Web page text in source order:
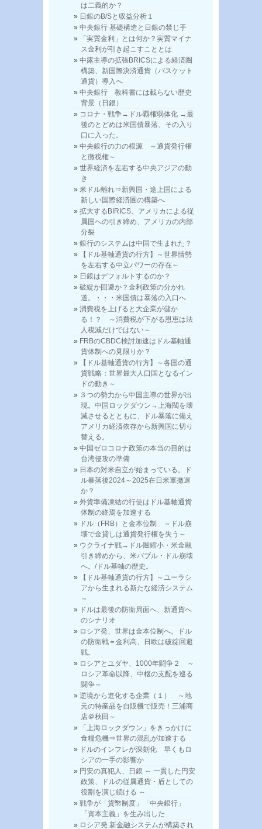
は二義的か？
日銀のB/Sと収益分析１
中央銀行 基礎構造と日銀の禁じ手
「実質金利」とは何か？実質マイナ
ス金利が引き起こすこととは
中露主導の拡張BRICSによる経済圏
構築、新国際決済通貨（バスケット
通貨）導入へ
中央銀行 教科書には載らない歴史
背景（日銀）
コロナ・戦争→ドル覇権弱体化 →最
後のとどめは米国債暴落、その入り
口に入った。
中央銀行の力の根源 ～通貨発行権
と徴税権～
世界経済を左右する中央アジアの動
き
米ドル離れ⇒新興国・途上国による
新しい国際経済圏の構築へ
拡大するBIRICS、アメリカによる従
属国への引き締め、アメリカの内部
分裂
銀行のシステムは中国で生まれた？
【ドル基軸通貨の行方】～世界情勢
を左右する中立パワーの存在～
日銀はデフォルトするのか？
破綻か回避か？金利政策の分かれ
道。・・・米国債は暴落の入口へ
消費税を上げると大企業が儲か
る！？ ～消費税が下がる恩恵は法
人税減だけではない～
FRBのCBDC検討加速はドル基軸通
貨体制への見限りか？
【ドル基軸通貨の行方】～各国の通
貨戦略：世界最大人口国となるイン
ドの動き～
３つの勢力から中国主導の世界が出
現。中国ロックダウン→上海閥を壊
滅させるとともに、ドル暴落に備え
アメリカ経済依存から新興国に切り
替える。
中国ゼロコロナ政策の本当の目的は
台湾侵攻の準備
日本の対米自立が始まっている。ド
ル暴落後2024～2025在日米軍撤退
か？
外貨準備凍結の行使はドル基軸通貨
体制の終焉を加速する
ドル（FRB）と金本位制 ～ドル崩
壊で金貸しは通貨発行権を失う～
ウクライナ戦→ドル圏縮小・米金融
引き締めから、米バブル・ドル崩壊
へ。/ドル基軸の歴史。
【ドル基軸通貨の行方】～ユーラシ
アから生まれる新たな経済システム
～
ドルは最後の防衛局面へ、新通貨へ
のシナリオ
ロシア発、世界は金本位制へ。ドル
の防衛戦＝金利高、日欧は破綻回避
戦。
ロシアとユダヤ、1000年闘争２ ～
ロシア革命以降、中枢の支配を巡る
闘争～
逆境から進化する企業（１） ～地
元の特産品を自販機で販売！三浦商
店＠秋田～
「上海ロックダウン」をきっかけに
食糧危機⇒世界の混乱が加速する
ドルのインフレが深刻化 早くもロ
シアの一手の影響か
円安の真犯人、日銀 ～ 一貫した円安
政策、ドルの従属通貨・盾としての
役割を演じ続ける ～
戦争が「貨幣制度」「中央銀行」
「資本主義」を生み出した
ロシア発 新金融システムが構築され